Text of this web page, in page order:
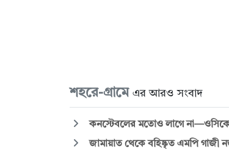
শহরে-গ্রামে এর আরও সংবাদ
কনস্টেবলের মতোও লাগে
জামায়াত থেকে বহিষ্কৃত এমপি